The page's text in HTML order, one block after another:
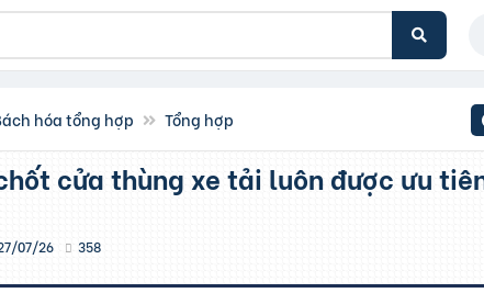
hóa tổng hợp Tổng hợp
07/26 358